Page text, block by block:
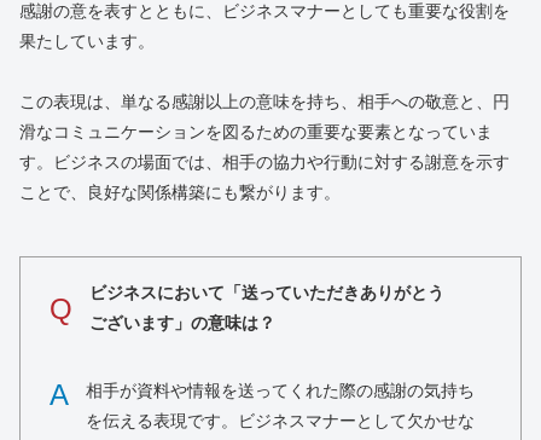
感謝の意を表すとともに、ビジネスマナーとしても重要な役割を
果たしています。
この表現は、単なる感謝以上の意味を持ち、相手への敬意と、円
滑なコミュニケーションを図るための重要な要素となっていま
す。ビジネスの場面では、相手の協力や行動に対する謝意を示す
ことで、良好な関係構築にも繋がります。
Q
ビジネスにおいて「送っていただきありがとう
ございます」の意味は？
A
相手が資料や情報を送ってくれた際の感謝の気持ち
を伝える表現です。ビジネスマナーとして欠かせな